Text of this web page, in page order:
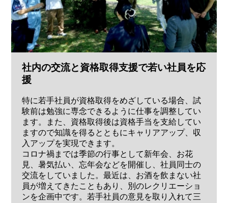
社内の交流と資格取得支援で若い社員を応
援
特に若手社員が資格取得をめざしている場合、試
験前は勉強に専念できるように仕事を調整してい
ます。また、資格取得後は資格手当を支給してい
ますので知識を得るとともにキャリアアップ、収
入アップを実現できます。
コロナ禍までは季節の行事として新年会、お花
見、暑気払い、忘年会などを開催し、社員同士の
交流をしていました。最近は、お酒を飲まない社
員が増えてきたこともあり、別のレクリエーショ
ンを企画中です。若手社員の意見を取り入れて三